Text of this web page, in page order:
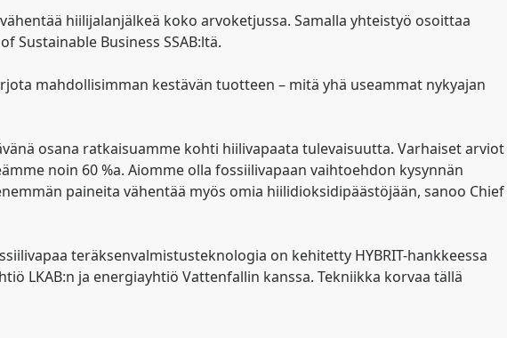
hiilijalanjälkeä koko arvoketjussa. Samalla yhteistyö osoittaa
Sustainable Business SSAB:ltä.
mahdollisimman kestävän tuotteen – mitä yhä useammat nykyajan
osana ratkaisuamme kohti hiilivapaata tulevaisuutta. Varhaiset arviot
noin 60 %a. Aiomme olla fossiilivapaan vaihtoehdon kysynnän
paineita vähentää myös omia hiilidioksidipäästöjään, sanoo Chief
teräksenvalmistusteknologia on kehitetty HYBRIT-hankkeessa
LKAB:n ja energiayhtiö Vattenfallin kanssa. Tekniikka korvaa tällä